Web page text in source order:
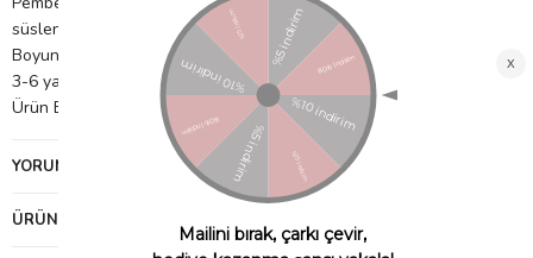
süslenmiştir.
Boyun çizgisi mercan kadife süslemeli ve çıtçıtlıdır.
3-6 yaş için uygundur.
Ürün Boyutları: Boyun - 457mm, Uzunluk - 1600mm
YORUMLAR
ÜRÜN ÖNERILERI